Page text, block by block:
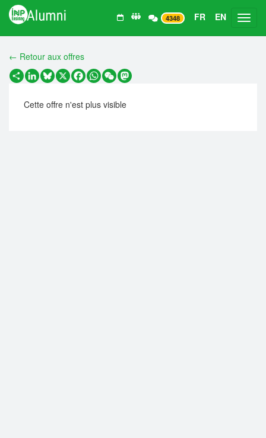
4348 FR EN
← Retour aux offres
PartagerLinkedIn
Bluesky
X Facebook
WhatsApp
WeChatMastodon
Cette offre n'est plus visible